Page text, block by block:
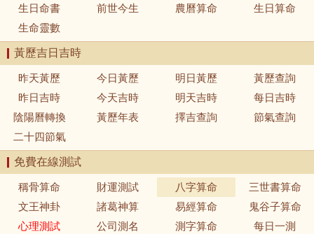
生日命書
前世今生 農曆算命
生日算命
生命靈數
黃歷吉日吉時
昨天黃歷 今日黃歷 明日黃歷
黃歷查詢
昨日吉時
今天吉時 明天吉時
每日吉時
陰陽曆轉換
黃歷年表 擇吉查詢
節氣查詢
二十四節氣
免費在線測試
稱骨算命 財運測試 八字算命
三世書算命
文王神卦
諸葛神算 易經算命
鬼谷子算命
心理測試
公司測名 測字算命
每日一測